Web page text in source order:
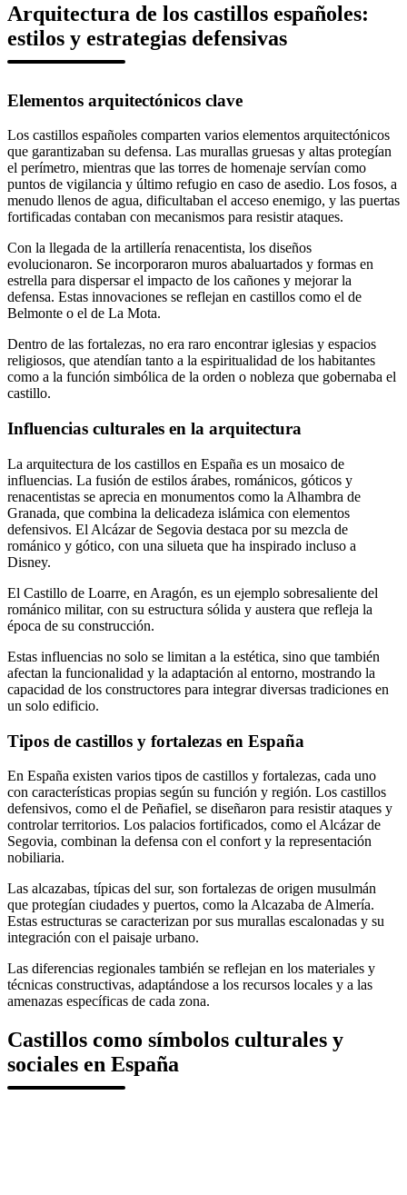
Arquitectura de los castillos españoles:
estilos y estrategias defensivas
Elementos arquitectónicos clave
Los castillos españoles comparten varios elementos arquitectónicos
que garantizaban su defensa. Las murallas gruesas y altas protegían
el perímetro, mientras que las torres de homenaje servían como
puntos de vigilancia y último refugio en caso de asedio. Los fosos, a
menudo llenos de agua, dificultaban el acceso enemigo, y las puertas
fortificadas contaban con mecanismos para resistir ataques.
Con la llegada de la artillería renacentista, los diseños
evolucionaron. Se incorporaron muros abaluartados y formas en
estrella para dispersar el impacto de los cañones y mejorar la
defensa. Estas innovaciones se reflejan en castillos como el de
Belmonte o el de La Mota.
Dentro de las fortalezas, no era raro encontrar iglesias y espacios
religiosos, que atendían tanto a la espiritualidad de los habitantes
como a la función simbólica de la orden o nobleza que gobernaba el
castillo.
Influencias culturales en la arquitectura
La arquitectura de los castillos en España es un mosaico de
influencias. La fusión de estilos árabes, románicos, góticos y
renacentistas se aprecia en monumentos como la Alhambra de
Granada, que combina la delicadeza islámica con elementos
defensivos. El Alcázar de Segovia destaca por su mezcla de
románico y gótico, con una silueta que ha inspirado incluso a
Disney.
El Castillo de Loarre, en Aragón, es un ejemplo sobresaliente del
románico militar, con su estructura sólida y austera que refleja la
época de su construcción.
Estas influencias no solo se limitan a la estética, sino que también
afectan la funcionalidad y la adaptación al entorno, mostrando la
capacidad de los constructores para integrar diversas tradiciones en
un solo edificio.
Tipos de castillos y fortalezas en España
En España existen varios tipos de castillos y fortalezas, cada uno
con características propias según su función y región. Los castillos
defensivos, como el de Peñafiel, se diseñaron para resistir ataques y
controlar territorios. Los palacios fortificados, como el Alcázar de
Segovia, combinan la defensa con el confort y la representación
nobiliaria.
Las alcazabas, típicas del sur, son fortalezas de origen musulmán
que protegían ciudades y puertos, como la Alcazaba de Almería.
Estas estructuras se caracterizan por sus murallas escalonadas y su
integración con el paisaje urbano.
Las diferencias regionales también se reflejan en los materiales y
técnicas constructivas, adaptándose a los recursos locales y a las
amenazas específicas de cada zona.
Castillos como símbolos culturales y
sociales en España